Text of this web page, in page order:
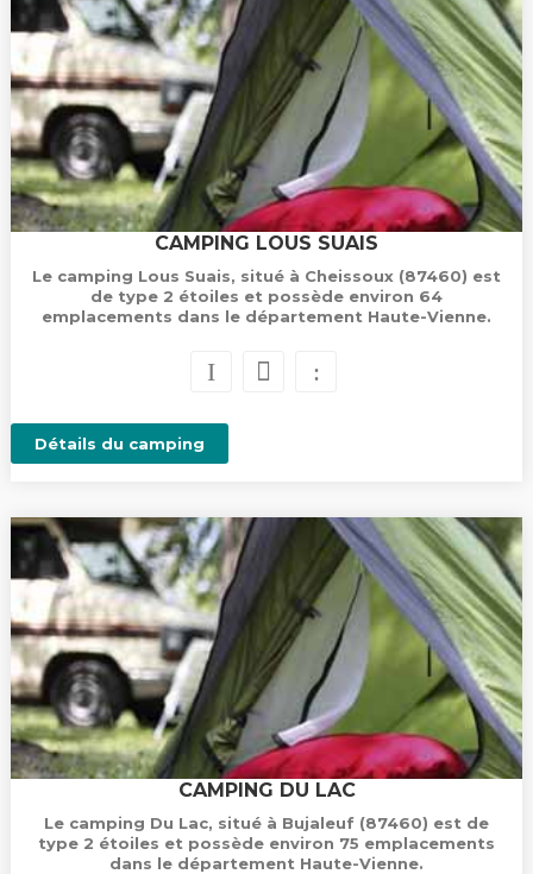
CAMPING LOUS SUAIS
Le camping Lous Suais, situé à Cheissoux (87460) est
de type 2 étoiles et possède environ 64
emplacements dans le département Haute-Vienne.
Détails du camping
CAMPING DU LAC
Le camping Du Lac, situé à Bujaleuf (87460) est de
type 2 étoiles et possède environ 75 emplacements
dans le département Haute-Vienne.